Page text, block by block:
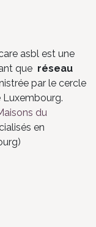
asbl est une
que réseau
par le cercle
Luxembourg.
du
en